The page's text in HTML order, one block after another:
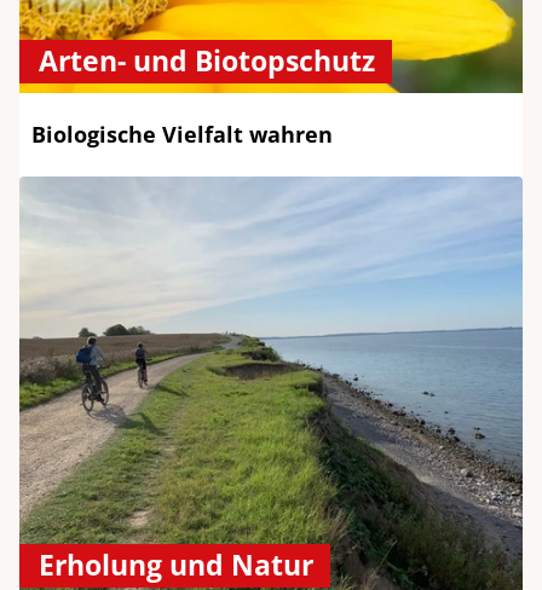
Arten- und Biotopschutz
Biologische Vielfalt wahren
Erholung und Natur